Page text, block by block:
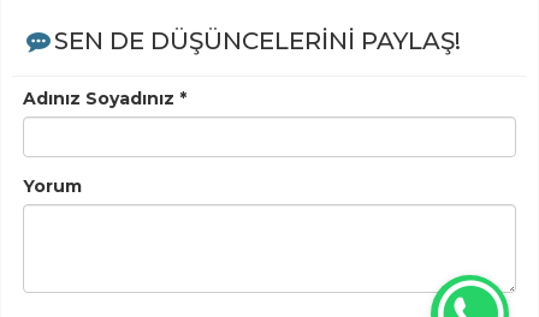
SEN DE DÜŞÜNCELERİNİ PAYLAŞ!
Adınız Soyadınız *
Yorum